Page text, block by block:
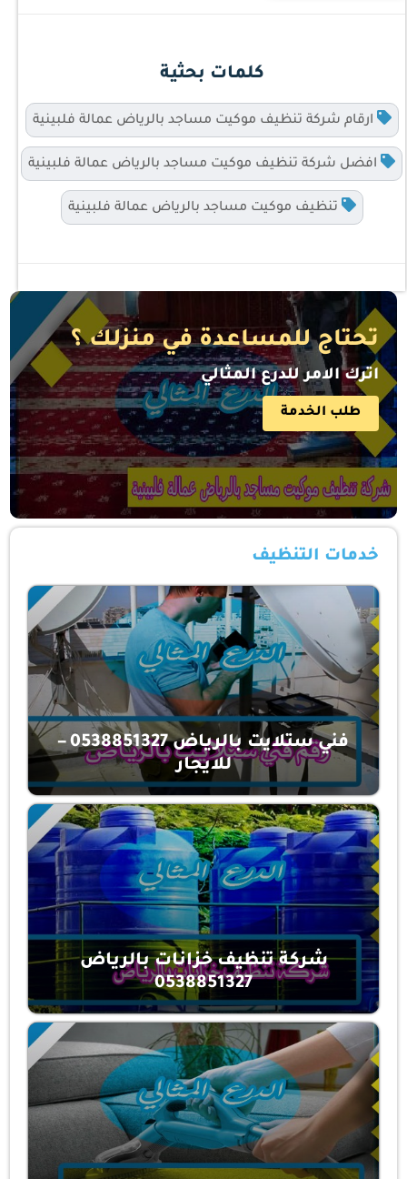
كلمات بحثية
ارقام شركة تنظيف موكيت مساجد بالرياض عمالة فلبينية
افضل شركة تنظيف موكيت مساجد بالرياض عمالة فلبينية
تنظيف موكيت مساجد بالرياض عمالة فلبينية
تحتاج للمساعدة في منزلك ؟
اترك الامر للدرع المثالي
طلب الخدمة
خدمات التنظيف
فني ستلايت بالرياض 0538851327 –
للايجار
شركة تنظيف خزانات بالرياض
0538851327